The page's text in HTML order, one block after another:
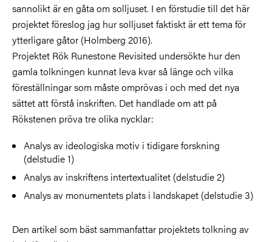
sannolikt är en gåta om solljuset. I en förstudie till det här
projektet föreslog jag hur solljuset faktiskt är ett tema för
ytterligare gåtor (Holmberg 2016).
Projektet Rök Runestone Revisited undersökte hur den
gamla tolkningen kunnat leva kvar så länge och vilka
föreställningar som måste omprövas i och med det nya
sättet att förstå inskriften. Det handlade om att på
Rökstenen pröva tre olika nycklar:
Analys av ideologiska motiv i tidigare forskning
(delstudie 1)
Analys av inskriftens intertextualitet (delstudie 2)
Analys av monumentets plats i landskapet (delstudie 3)
Den artikel som bäst sammanfattar projektets tolkning av